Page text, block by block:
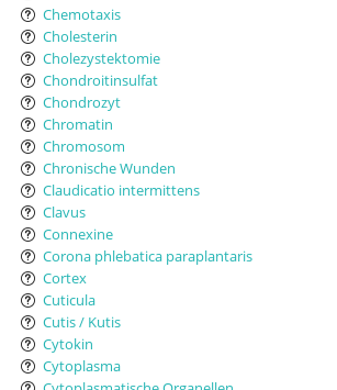
Chemotaxis
Cholesterin
Cholezystektomie
Chondroitinsulfat
Chondrozyt
Chromatin
Chromosom
Chronische Wunden
Claudicatio intermittens
Clavus
Connexine
Corona phlebatica paraplantaris
Cortex
Cuticula
Cutis / Kutis
Cytokin
Cytoplasma